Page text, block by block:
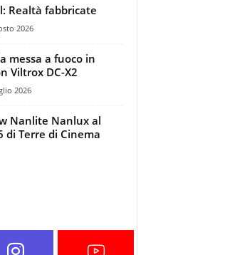
Realtà fabbricate
2026
messa a fuoco in
Viltrox DC-X2
2026
Nanlite Nanlux al
di Terre di Cinema